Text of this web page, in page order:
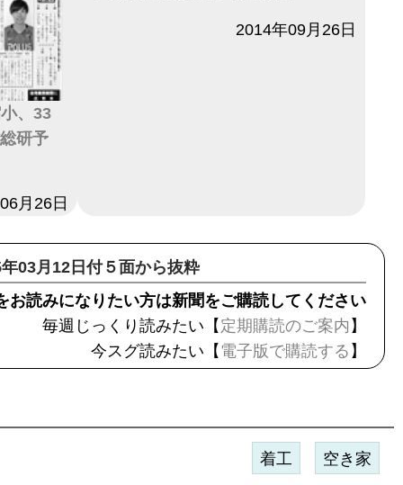
、33
研予
月26日
2014年09月26日
03月12日付５面から抜粋
お読みになりたい方は新聞をご購読してください
毎週じっくり読みたい【 定期購読のご案内 】
今スグ読みたい【 電子版で購読する 】
着工 空き家